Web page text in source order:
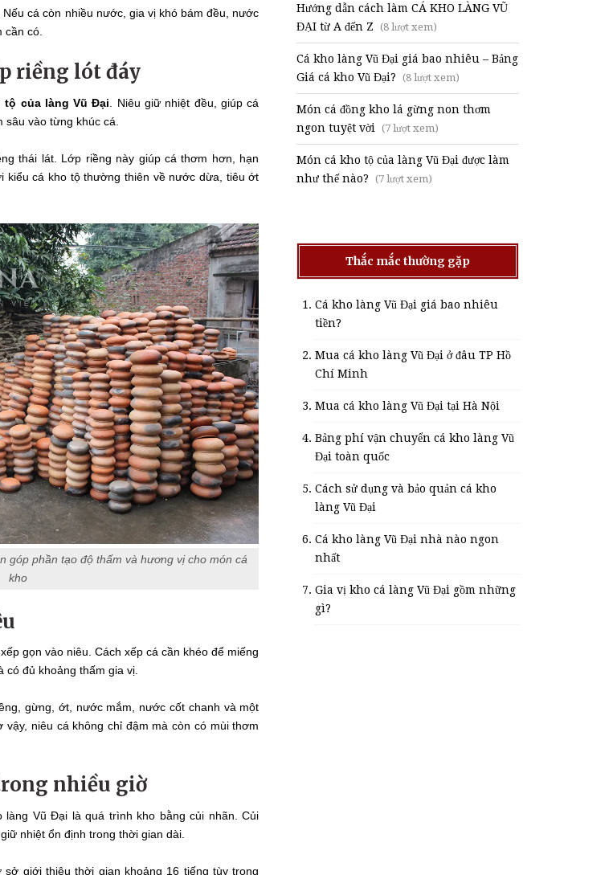
cá còn nhiều nước, gia vị khó bám đều, nước
có.
riềng lót đáy
tộ của làng Vũ Đại . Niêu giữ nhiệt đều, giúp cá
vào từng khúc cá.
thái lát. Lớp riềng này giúp cá thơm hơn, hạn
kiểu cá kho tộ thường thiên về nước dừa, tiêu ớt
góp phần tạo độ thấm và hương vị cho món cá
kho
gọn vào niêu. Cách xếp cá cần khéo để miếng
có đủ khoảng thấm gia vị.
gừng, ớt, nước mắm, nước cốt chanh và một
niêu cá không chỉ đậm mà còn có mùi thơm
nhiều giờ
Vũ Đại là quá trình kho bằng củi nhãn. Củi
nhiệt ổn định trong thời gian dài.
giới thiệu thời gian khoảng 16 tiếng tùy trọng
Hướng dẫn cách làm CÁ KHO LÀNG VŨ
ĐẠI từ A đến Z (8 lượt xem)
Cá kho làng Vũ Đại giá bao nhiêu – Bảng
Giá cá kho Vũ Đại? (8 lượt xem)
Món cá đồng kho lá gừng non thơm
ngon tuyệt vời (7 lượt xem)
Món cá kho tộ của làng Vũ Đại được làm
như thế nào? (7 lượt xem)
Thắc mắc thường gặp
Cá kho làng Vũ Đại giá bao nhiêu
tiền?
Mua cá kho làng Vũ Đại ở đâu TP Hồ
Chí Minh
Mua cá kho làng Vũ Đại tại Hà Nội
Bảng phí vận chuyển cá kho làng Vũ
Đại toàn quốc
Cách sử dụng và bảo quản cá kho
làng Vũ Đại
Cá kho làng Vũ Đại nhà nào ngon
nhất
Gia vị kho cá làng Vũ Đại gồm những
gì?